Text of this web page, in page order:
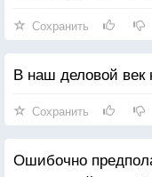
Сохранить
В наш деловой век
Сохранить
Ошибочно